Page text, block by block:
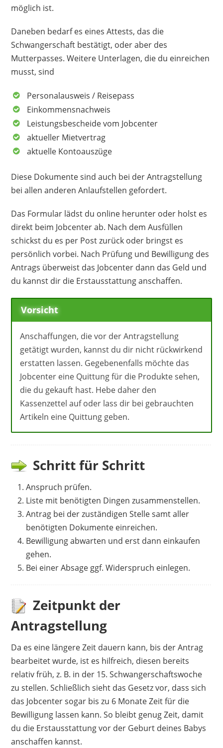
möglich ist.
Daneben bedarf es eines Attests, das die
Schwangerschaft bestätigt, oder aber des
Mutterpasses. Weitere Unterlagen, die du einreichen
musst, sind
Personalausweis / Reisepass
Einkommensnachweis
Leistungsbescheide vom Jobcenter
aktueller Mietvertrag
aktuelle Kontoauszüge
Diese Dokumente sind auch bei der Antragstellung
bei allen anderen Anlaufstellen gefordert.
Das Formular lädst du online herunter oder holst es
direkt beim Jobcenter ab. Nach dem Ausfüllen
schickst du es per Post zurück oder bringst es
persönlich vorbei. Nach Prüfung und Bewilligung des
Antrags überweist das Jobcenter dann das Geld und
du kannst dir die Erstausstattung anschaffen.
Vorsicht
Anschaffungen, die vor der Antragstellung
getätigt wurden, kannst du dir nicht rückwirkend
erstatten lassen. Gegebenenfalls möchte das
Jobcenter eine Quittung für die Produkte sehen,
die du gekauft hast. Hebe daher den
Kassenzettel auf oder lass dir bei gebrauchten
Artikeln eine Quittung geben.
Schritt für Schritt
Anspruch prüfen.
Liste mit benötigten Dingen zusammenstellen.
Antrag bei der zuständigen Stelle samt aller
benötigten Dokumente einreichen.
Bewilligung abwarten und erst dann einkaufen
gehen.
Bei einer Absage ggf. Widerspruch einlegen.
Zeitpunkt der
Antragstellung
Da es eine längere Zeit dauern kann, bis der Antrag
bearbeitet wurde, ist es hilfreich, diesen bereits
relativ früh, z. B. in der 15. Schwangerschaftswoche
zu stellen. Schließlich sieht das Gesetz vor, dass sich
das Jobcenter sogar bis zu 6 Monate Zeit für die
Bewilligung lassen kann. So bleibt genug Zeit, damit
du die Erstausstattung vor der Geburt deines Babys
anschaffen kannst.